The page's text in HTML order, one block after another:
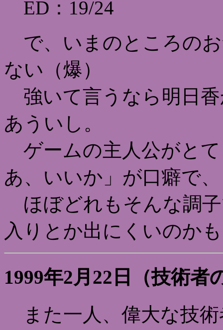
ED：19/24
で、いまのところの
ない（爆）
強いて言うなら明日
あういし。
ゲームの主人公がと
あ、いいか」が口癖で、
ほぼどれもそんな調
入りとか出にくいのか
1999年2月22日（技術者
また一人、偉大な技